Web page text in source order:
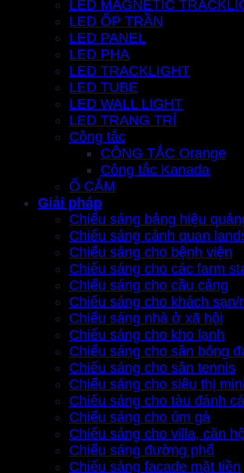
LED MAGNETIC
LED ỐP TRẦN
LED PANEL
LED PHA
LED TRACKLIGHT
LED TUBE
LED WALL LIGHT
LED TRANG TRÍ
Công tắc
CÔNG TẮC Orange
Công tắc Kanada
Ổ CẮM
Giải pháp
Chiếu sáng bảng hiệu
Chiếu sáng cảnh quan
Chiếu sáng cho bệnh viện
Chiếu sáng cho các farm
Chiếu sáng cho cầu cảng
Chiếu sáng cho khách sạn/
Chiếu sáng nhà ở xã hội
Chiếu sáng cho kho lạnh
Chiếu sáng cho sân bóng
Chiếu sáng cho sân tennis
Chiếu sáng cho siêu thị
Chiếu sáng cho tàu đánh cá
Chiếu sáng cho úm gà
Chiếu sáng cho villa, căn
Chiếu sáng đường phố
Chiếu sáng facade mặt tiền